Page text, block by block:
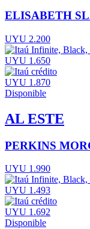
ELISABETH
UYU 2.200
UYU 1.650
UYU 1.870
Disponible
AL ESTE
PERKINS
UYU 1.990
UYU 1.493
UYU 1.692
Disponible